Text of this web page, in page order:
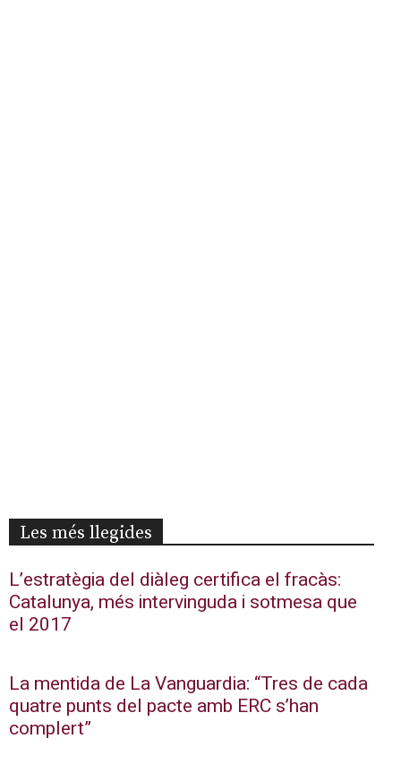
Les més llegides
L’estratègia del diàleg certifica el fracàs:
Catalunya, més intervinguda i sotmesa que
el 2017
La mentida de La Vanguardia: “Tres de cada
quatre punts del pacte amb ERC s’han
complert”